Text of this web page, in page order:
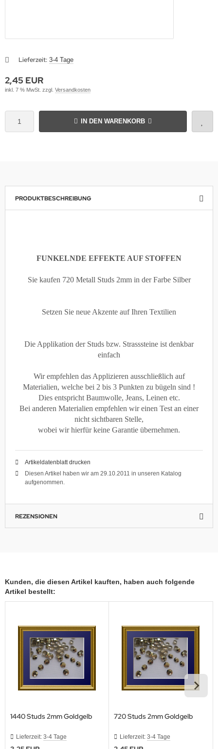
Lieferzeit: 3-4 Tage
2,45 EUR
inkl. 7 % MwSt. zzgl. Versandkosten
IN DEN WARENKORB
PRODUKTBESCHREIBUNG
FUNKELNDE EFFEKTE AUF STOFFEN
Sie kaufen 720 Metall Studs 2mm in der Farbe Silber
Setzen Sie neue Akzente auf Ihren Textilien
Die Applikation der Studs bzw. Strasssteine ist denkbar
einfach
Wir empfehlen das Applizieren ausschließlich auf
Materialien, welche bei 2 bis 3 Punkten zu bügeln sind !
Dies entspricht Baumwolle, Jeans, Leinen etc.
Bei anderen Materialien empfehlen wir einen Test an einer
nicht sichtbaren Stelle,
wobei wir hierfür keine Garantie übernehmen.
Artikeldatenblatt drucken
Diesen Artikel haben wir am 29.10.2011 in unseren Katalog
aufgenommen.
REZENSIONEN
Kunden, die diesen Artikel kauften, haben auch folgende
Artikel bestellt:
1440 Studs 2mm Goldgelb
Lieferzeit: 3-4 Tage
720 Studs 2mm Goldgelb
Lieferzeit: 3-4 Tage